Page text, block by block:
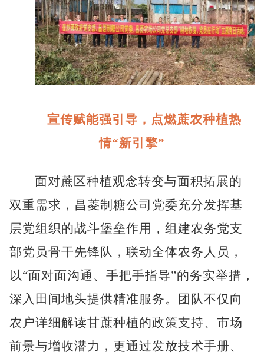
宣传赋能强引导，点燃蔗农种植热
情“新引擎”
面对蔗区种植观念转变与面积拓展的
双重需求，昌菱制糖公司党委充分发挥基
层党组织的战斗堡垒作用，组建农务党支
部党员骨干先锋队，联动全体农务人员，
以“面对面沟通、手把手指导”的务实举措，
深入田间地头提供精准服务。团队不仅向
农户详细解读甘蔗种植的政策支持、市场
前景与增收潜力，更通过发放技术手册、